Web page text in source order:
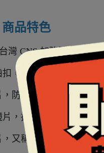
商品特色
灣 CNS 加強型安全認
，騎車穿脫好方便。
防護力更強，擋風效
，採用抗UV400鏡片
又稱內藏鏡、內置鏡